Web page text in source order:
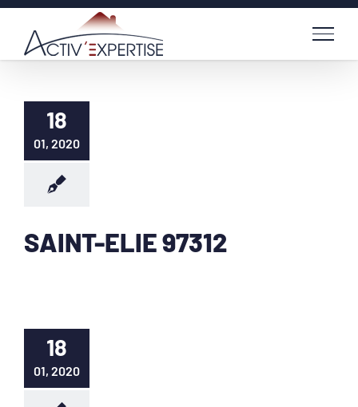
Passer
contenu
18
01, 2020
SAINT-ELIE 97312
18
01, 2020